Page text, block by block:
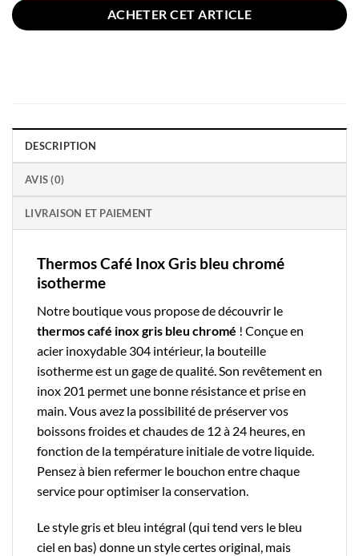
ACHETER CET ARTICLE
DESCRIPTION
AVIS (0)
LIVRAISON ET PAIEMENT
Thermos Café Inox Gris bleu chromé
isotherme
Notre boutiquevous propose de découvrir le
thermos café inox gris bleu chromé ! Conçue en
acier inoxydable 304 intérieur, la bouteille
isothermeest un gage de qualité. Son revêtement en
inox 201 permet une bonne résistance et prise en
main. Vous avez la possibilité de préserver vos
boissons froides et chaudes de 12 à 24 heures, en
fonction de la température initiale de votre liquide.
Pensez à bien refermer le bouchon entre chaque
service pour optimiser la conservation.
Le style gris et bleu intégral (qui tend vers le bleu
ciel en bas) donne un style certes original, mais